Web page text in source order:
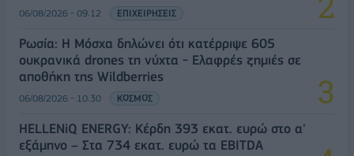
06/08/2026 - 09:12 ΕΠΙΧΕΙΡΗΣΕΙΣ
Ρωσία: Η Μόσχα δηλώνει ότι κατέρριψε 605
ουκρανικά drones τη νύχτα - Ελαφρές ζημιές σε
αποθήκη της Wildberries
06/08/2026 - 10:30 ΚΟΣΜΟΣ
HELLENiQ ENERGY: Κέρδη 393 εκατ. ευρώ στο α'
εξάμηνο – Στα 734 εκατ. ευρώ τα EBITDA